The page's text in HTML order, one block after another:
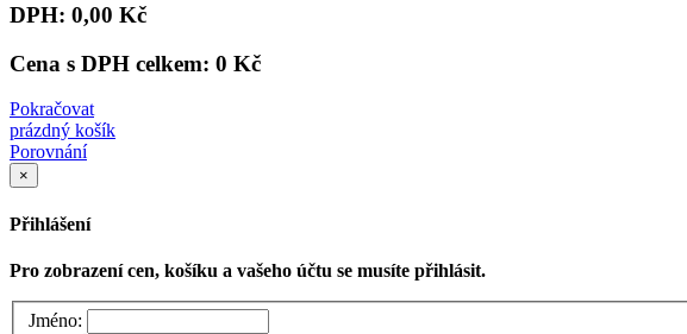
DPH: 0,00 Kč
Cena s DPH celkem: 0 Kč
Pokračovat
prázdný košík
Porovnání
×
Přihlášení
Pro zobrazení cen, košíku a vašeho účtu se musíte přihlásit.
Jméno: